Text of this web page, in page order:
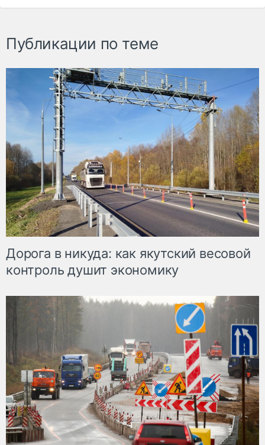
Публикации по теме
Дорога в никуда: как якутский весовой
контроль душит экономику